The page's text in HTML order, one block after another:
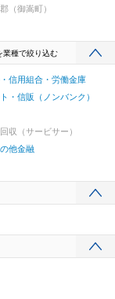
（御嵩町）
業種で絞り込む
信用組合・労働金庫
・信販（ノンバンク）
収（サービサー）
他金融